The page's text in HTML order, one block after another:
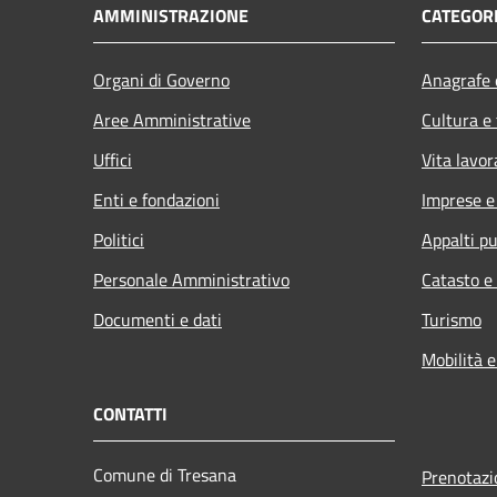
AMMINISTRAZIONE
Organi di Governo
Aree Amministrative
Uffici
Enti e fondazioni
Politici
Personale Amministrativo
Documenti e dati
Cultura
Vita
Imprese
Appalti
Catasto
Turismo
Mobilità
CONTATTI
Comune di Tresana